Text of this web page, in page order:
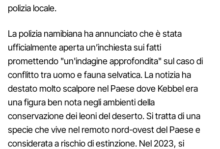
polizia locale.
La polizia namibiana ha annunciato che è stata
ufficialmente aperta un’inchiesta sui fatti
promettendo "un'indagine approfondita" sul caso di
conflitto tra uomo e fauna selvatica. La notizia ha
destato molto scalpore nel Paese dove Kebbel era
una figura ben nota negli ambienti della
conservazione dei leoni del deserto. Si tratta di una
specie che vive nel remoto nord-ovest del Paese e
considerata a rischio di estinzione. Nel 2023, si